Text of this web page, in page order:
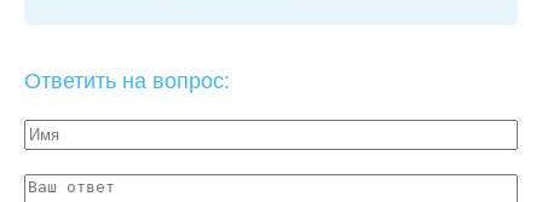
Ответить на вопрос: